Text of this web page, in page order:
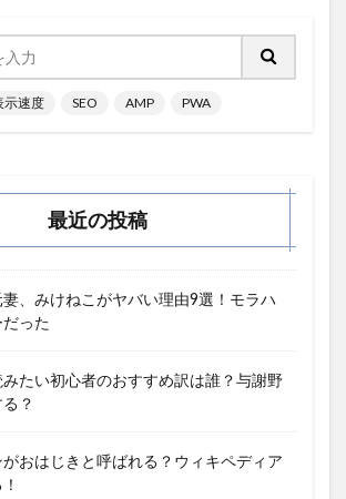
示速度 SEO AMP PWA
最近の投稿
妻、みけねこがヤバい理由9選！モラハ
った
たい初心者のおすすめ訳は誰？与謝野
？
おはじきと呼ばれる？ウィキペディア